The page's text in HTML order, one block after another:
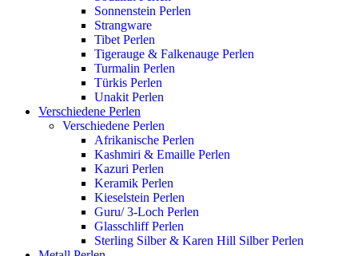
Sonnenstein Perlen
Strangware
Tibet Perlen
Tigerauge & Falkenauge Perlen
Turmalin Perlen
Türkis Perlen
Unakit Perlen
Verschiedene Perlen
Verschiedene Perlen
Afrikanische Perlen
Kashmiri & Emaille Perlen
Kazuri Perlen
Keramik Perlen
Kieselstein Perlen
Guru/ 3-Loch Perlen
Glasschliff Perlen
Sterling Silber & Karen Hill Silber Perlen